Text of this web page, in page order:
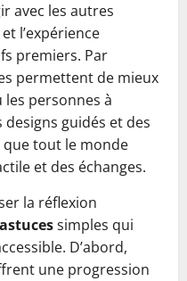
avec les autres
et l’expérience
premiers. Par
permettent de mieux
personnes à
guidés et des
tout le monde
et des échanges.
la réflexion
astucessimples qui
D’abord,
une progression